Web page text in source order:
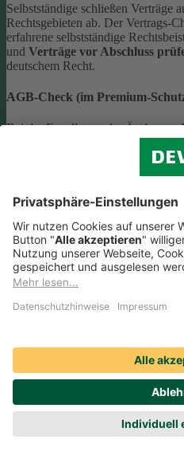
Selbstständige schließen Verträge
Rechtsgebieten ab. Der Vertrags-
erfahrene selbstständige
und Verträge vor Abschluss
deutschem Recht.
AGB-Check (im Premium-
Bei der Erstellung oder Änderung
(AGB) ist eine Vielzahl rechtlicher
helfen Ihnen dabei und vermitteln
Online-Portal der DAHAG
Beratungs-Rechtsschutz bei
Wenn Sie Ihre Firma an eine
kompetente, selbstständige
Rechtsschutz an:0221 757-1996.
Produktservices
Vorteile bietet mir die
DEVK?